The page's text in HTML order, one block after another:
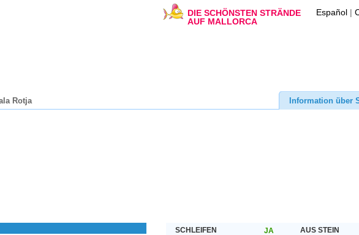
DIE SCHÖNSTEN STRÄNDE
AUF MALLORCA
Español
Rotja Information über
SCHLEIFEN JA AUS STEIN